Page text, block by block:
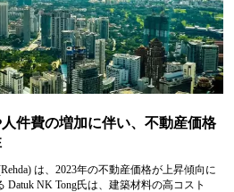
人件費の増加に伴い、不動産価格
は、2023年の不動産価格が上昇傾向に
NK Tong氏は、建築材料の高コスト